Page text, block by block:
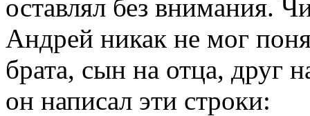
оставлял без внимания.
Андрей никак не мог
брата, сын на отца, друг
он написал эти строки: